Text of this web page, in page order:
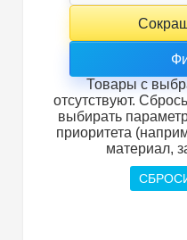
Товары с
отсутствуют.
выбирать
приоритета
материал,